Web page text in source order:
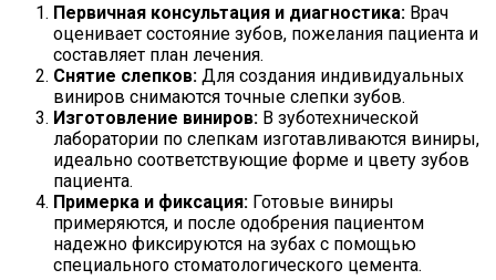
Первичная консультация и диагностика: Врач
оценивает состояние зубов, пожелания пациента и
составляет план лечения.
Снятие слепков: Для создания индивидуальных
виниров снимаются точные слепки зубов.
Изготовление виниров: В зуботехнической
лаборатории по слепкам изготавливаются виниры,
идеально соответствующие форме и цвету зубов
пациента.
Примерка и фиксация: Готовые виниры
примеряются, и после одобрения пациентом
надежно фиксируются на зубах с помощью
специального стоматологического цемента.